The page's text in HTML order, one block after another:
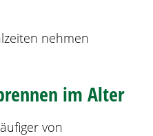
nehmen
im Alter
von